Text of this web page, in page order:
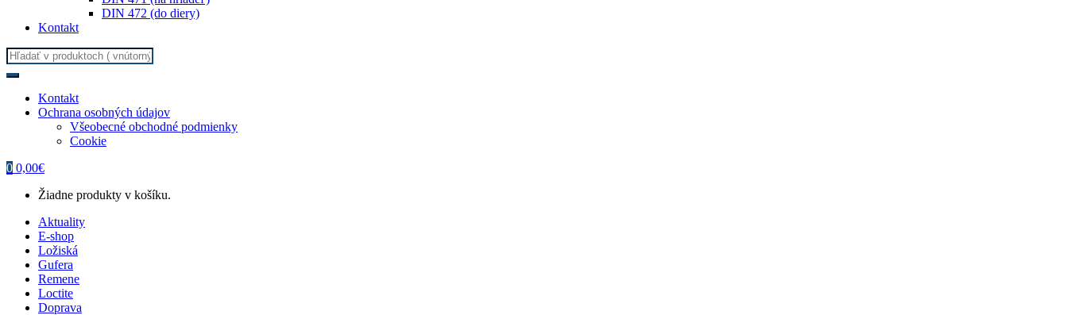
DIN 472 (do diery)
Kontakt
Search
for:
Kontakt
Ochrana osobných údajov
Všeobecné obchodné podmienky
Cookie
0 0,00€
Žiadne produkty v košíku.
Aktuality
E-shop
Ložiská
Gufera
Remene
Loctite
Doprava